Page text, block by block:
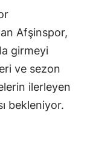
Afşinspor,
girmeyi
ve sezon
ilerleyen
bekleniyor.